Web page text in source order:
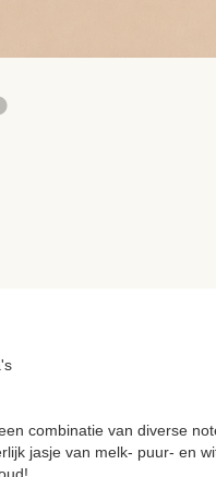
combinatie van diverse
jasje van melk- puur- en